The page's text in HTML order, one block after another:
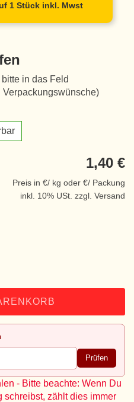
1 Stück inkl. Mwst
in das Feld
1,40 €
Preis in €/ kg oder €/ Packung
inkl. 10% USt. zzgl. Versand
Prüfen
- Bitte beachte: Wenn Du
schreibst, zählt dies immer